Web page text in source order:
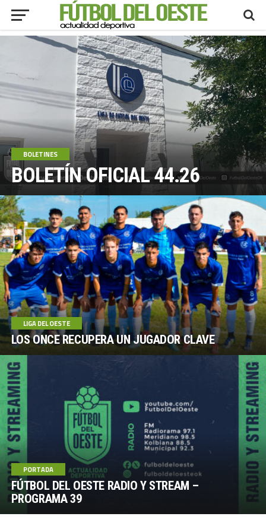
BOLETINES
BOLETÍN OFICIAL 44.26
LIGA DEL OESTE
LOS ONCE RECUPERA UN JUGADOR CLAVE
PORTADA
FÚTBOL DEL OESTE RADIO Y STREAM –
PROGRAMA 39